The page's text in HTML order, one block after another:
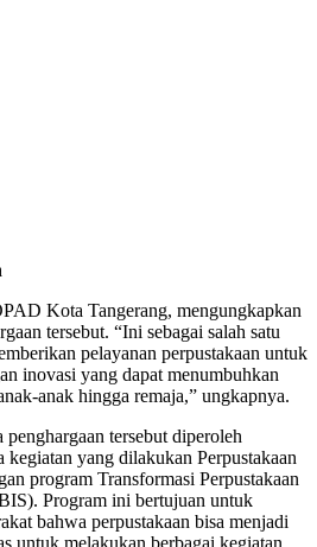
Kota Tangerang, mengungkapkan
tersebut. “Ini sebagai salah satu
pelayanan perpustakaan untuk
inovasi yang dapat menumbuhkan
anak hingga remaja,” ungkapnya.
tersebut diperoleh
kegiatan yang dilakukan Perpustakaan
program Transformasi Perpustakaan
Program ini bertujuan untuk
bahwa perpustakaan bisa menjadi